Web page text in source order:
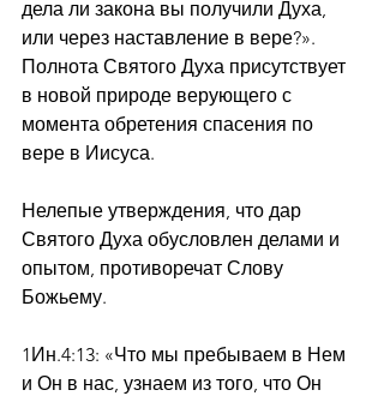
дела ли закона вы получили Духа,
или через наставление в вере?».
Полнота Святого Духа присутствует
в новой природе верующего с
момента обретения спасения по
вере в Иисуса.
Нелепые утверждения, что дар
Святого Духа обусловлен делами и
опытом, противоречат Слову
Божьему.
1Ин.4:13: «Что мы пребываем в Нем
и Он в нас, узнаем из того, что Он